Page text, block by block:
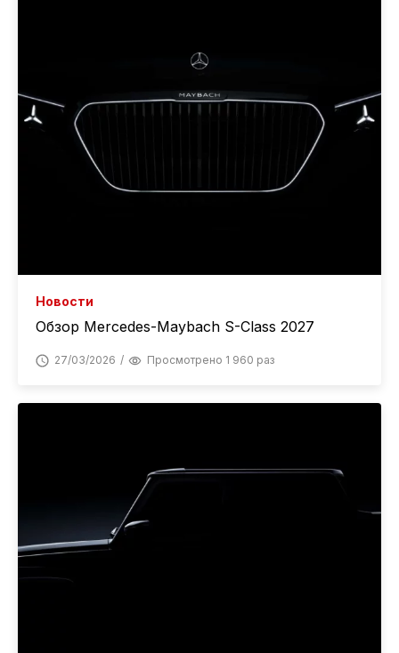
Новости
Обзор Mercedes-Maybach S-Class 2027
27/03/2026 Просмотрено 1 960 раз